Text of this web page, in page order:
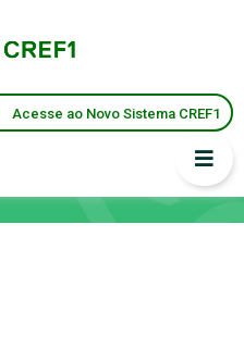
Acesse ao Novo Sistema CREF1